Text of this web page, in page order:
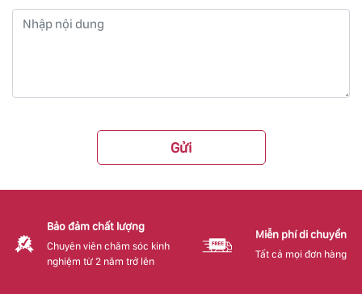
Gửi
Bảo đảm chất lượng
Chuyên viên chăm sóc kinh
nghiệm từ 2 năm trở lên
Miễn phí di chuyển
Tất cả mọi đơn hàng